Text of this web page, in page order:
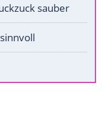
sauber